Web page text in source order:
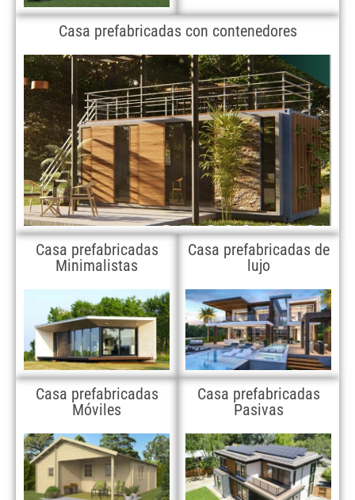
Casa prefabricadas con contenedores
Casa prefabricadas
Minimalistas
Casa prefabricadas de
lujo
Casa prefabricadas
Móviles
Casa prefabricadas
Pasivas